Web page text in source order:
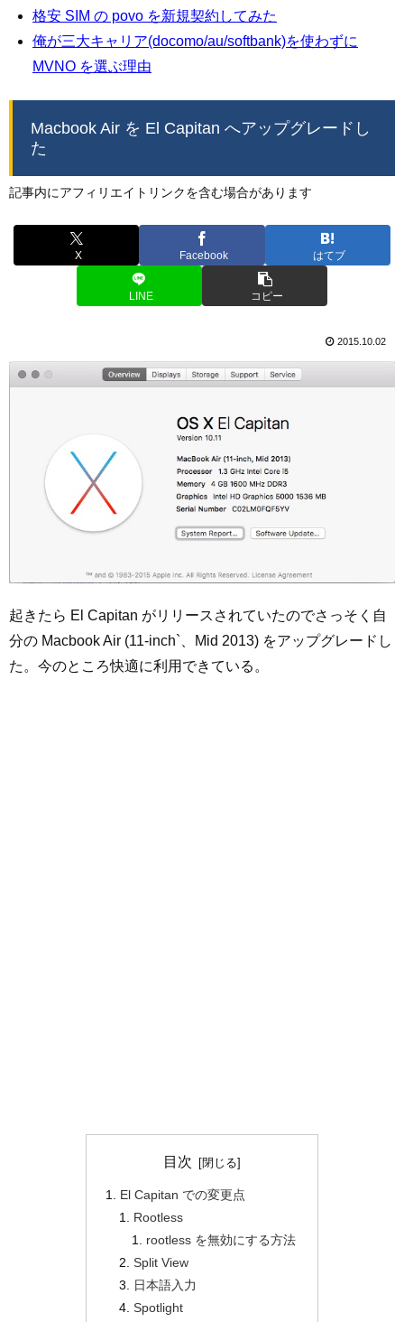
格安 SIM の povo を新規契約してみた
俺が三大キャリア(docomo/au/softbank)を使わずに
MVNO を選ぶ理由
Macbook Air を El Capitan へアップグレードし
た
記事内にアフィリエイトリンクを含む場合があります
X Facebook はてブ
LINE コピー
2015.10.02
起きたら El Capitan がリリースされていたのでさっそく自
分の Macbook Air (11-inch`、Mid 2013) をアップグレードし
た。今のところ快適に利用できている。
目次
El Capitan での変更点
Rootless
rootless を無効にする方法
Split View
日本語入力
Spotlight